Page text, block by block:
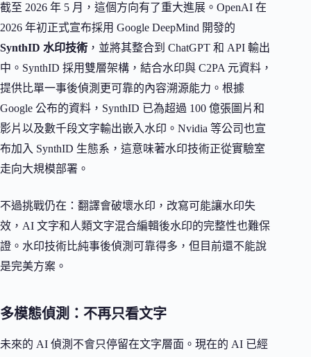
截至 2026 年 5 月，這個方向有了重大進展。OpenAI 在
2026 年初正式宣布採用 Google DeepMind 開發的
SynthID 水印技術 ，並將其整合到 ChatGPT 和 API 輸出
中。SynthID 採用雙層架構，結合水印與 C2PA 元資料，
提供比單一事後偵測更可靠的內容溯源能力。根據
Google 公布的資料，SynthID 已為超過 100 億張圖片和
影片以及數千段文字輸出嵌入水印。Nvidia 等公司也宣
布加入 SynthID 生態系，這意味著水印技術正從實驗室
走向大規模部署。
不過挑戰仍在：翻譯會破壞水印，改寫可能讓水印失
效，AI 文字和人類文字混合編輯後水印的完整性也難保
證。水印技術比純事後偵測可靠得多，但目前還不能說
是完美方案。
多模態偵測：不再只看文字
未來的 AI 偵測不會只停留在文字層面。現在的 AI 已經